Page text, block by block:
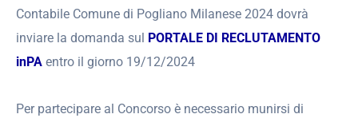
Contabile Comune di Pogliano Milanese 2024 dovrà
inviare la domanda sul PORTALE DI RECLUTAMENTO
inPA entro il giorno 19/12/2024
Per partecipare al Concorso è necessario munirsi di